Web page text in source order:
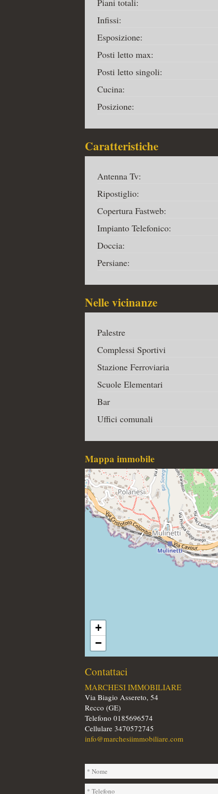
Piani totali:
Infissi:
Esposizione:
Posti letto max:
Posti letto singoli:
Cucina:
Posizione:
Caratteristiche
Antenna Tv:
Ripostiglio:
Copertura Fastweb:
Impianto Telefonico:
Doccia:
Persiane:
Nelle vicinanze
Palestre
Complessi Sportivi
Stazione Ferroviaria
Scuole Elementari
Bar
Uffici comunali
Mappa immobile
+
−
Contattaci
MARCHESI IMMOBILIARE
Via Biagio Assereto, 54
Recco (GE)
Telefono 0185696574
Cellulare 3470572745
info@marchesiimmobiliare.com